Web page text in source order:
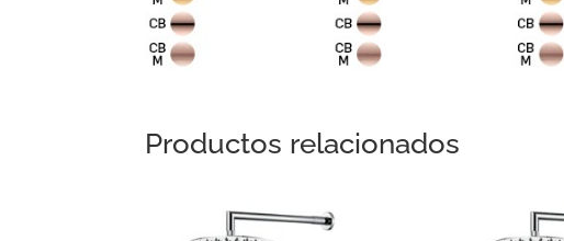
Productos relacionados